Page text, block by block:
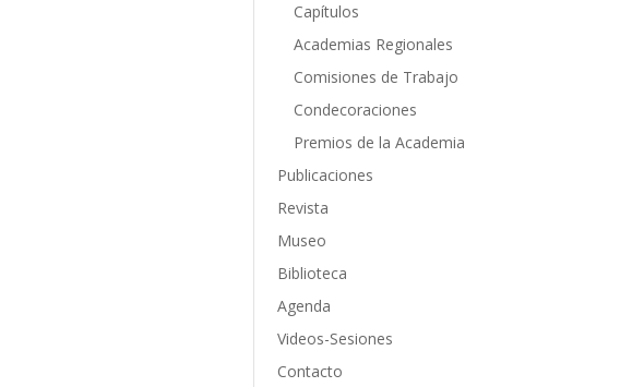
Capítulos
Academias Regionales
Comisiones de Trabajo
Condecoraciones
Premios de la Academia
Publicaciones
Revista
Museo
Biblioteca
Agenda
Videos-Sesiones
Contacto